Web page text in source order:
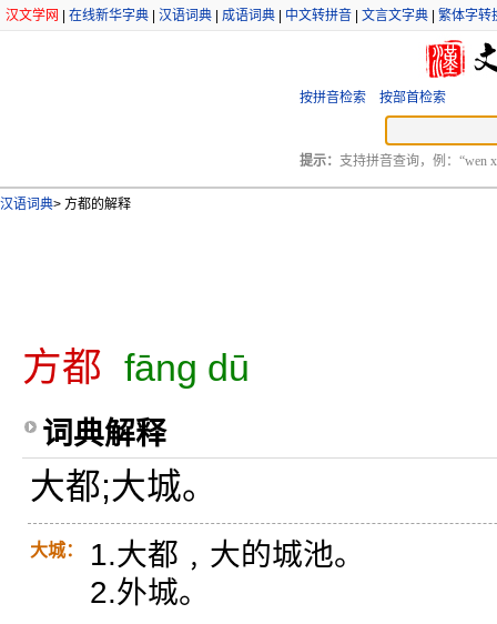
汉文学网 在线新华字典 汉语词典 成语词典 中文转拼音 文言文字典 繁体字转
按拼音检索 按部首检索
提示： 支持拼音查询，例：“wen
汉语词典> 方都的解释
方都 fāng dū
词典解释
大都;大城。
大城：
1.大都﹐大的城池。
2.外城。